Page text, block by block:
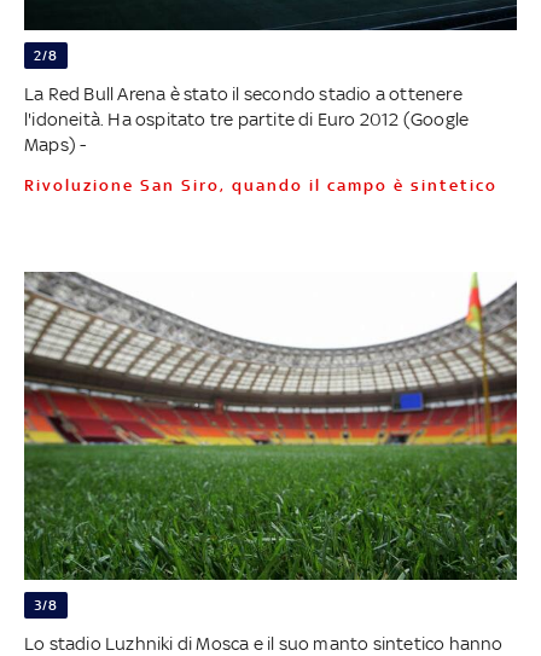
2/8
La Red Bull Arena è stato il secondo stadio a ottenere
l'idoneità. Ha ospitato tre partite di Euro 2012 (Google
Maps) -
Rivoluzione San Siro, quando il campo è sintetico
3/8
Lo stadio Luzhniki di Mosca e il suo manto sintetico hanno